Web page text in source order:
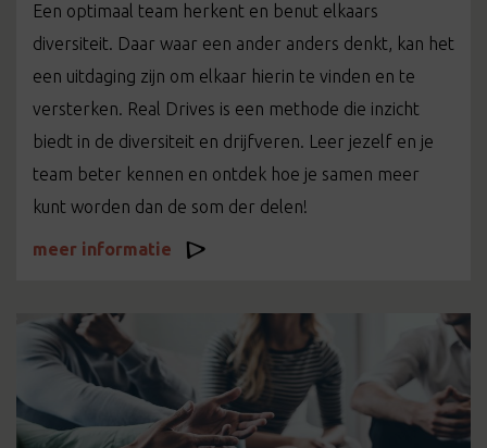
Een optimaal team herkent en benut elkaars
diversiteit. Daar waar een ander anders denkt, kan het
een uitdaging zijn om elkaar hierin te vinden en te
versterken. Real Drives is een methode die inzicht
biedt in de diversiteit en drijfveren. Leer jezelf en je
team beter kennen en ontdek hoe je samen meer
kunt worden dan de som der delen!
meer informatie